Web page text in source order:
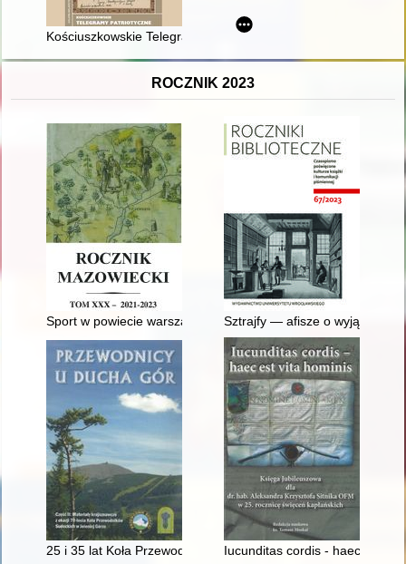
Kościuszkowskie Telegramy Patriotyczne : katalog wystawy
ROCZNIK 2023
Sport w powiecie warszawskim w okresie międzywojennym :
Sztrajfy — afisze o
25 i 35 lat Koła Przewodników Sudeckich - Jelenia Góra
Iucunditas cordis - haec est